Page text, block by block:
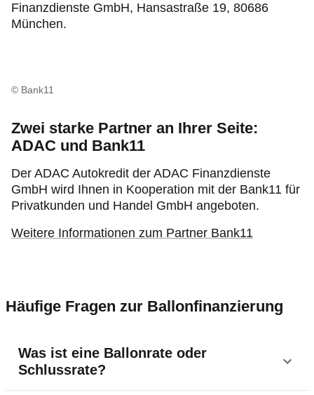
Finanzdienste GmbH, Hansastraße 19, 80686
München.
© Bank11
Zwei starke Partner an Ihrer Seite:
ADAC und Bank11
Der ADAC Autokredit der ADAC Finanzdienste
GmbH wird Ihnen in Kooperation mit der Bank11 für
Privatkunden und Handel GmbH angeboten.
Weitere Informationen zum Partner Bank11
Häufige Fragen zur Ballonfinanzierung
Was ist eine Ballonrate oder
Schlussrate?